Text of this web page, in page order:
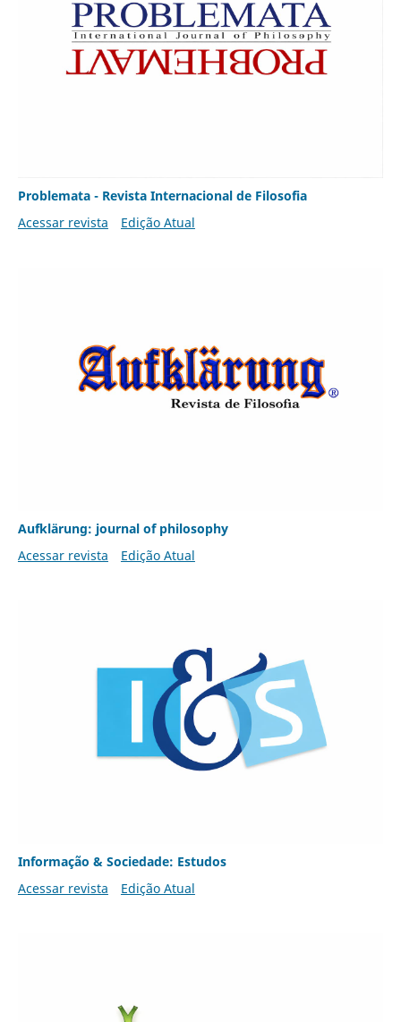
Problemata - Revista Internacional de Filosofia
Acessar revista
Edição Atual
Aufklärung: journal of philosophy
Acessar revista
Edição Atual
Informação & Sociedade: Estudos
Acessar revista
Edição Atual